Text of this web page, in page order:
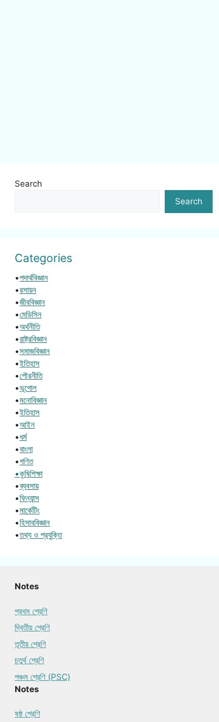
Search
Search
Categories
•পদার্থবিজ্ঞান
•রসায়ন
•জীববিজ্ঞান
•মেডিসিন
•অর্থনীতি
•রাষ্ট্রবিজ্ঞান
•সমাজবিজ্ঞান
•ইতিহাস
•পৌরনীতি
•ভূগোল
•মনোবিজ্ঞান
•ইতিহাস
•আইন
•ধর্ম
•বাংলা
•গণিত
•কৃষিশিক্ষা
•ব্যবসায়
•ফিন্যান্স
•মার্কেটিং
•হিসাববিজ্ঞান
•তথ্য ও প্রযুক্তি
Notes
প্রথম শ্রেণি
দ্বিতীয় শ্রেণি
তৃতীয় শ্রেণি
চতুর্থ শ্রেণি
পঞ্চম শ্রেণি (PSC)
Notes
ষষ্ঠ শ্রেণি